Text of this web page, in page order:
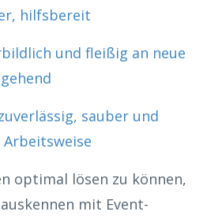
hilfsbereit
und fleißig an neue
sauber und
optimal lösen zu können,
mit Event-